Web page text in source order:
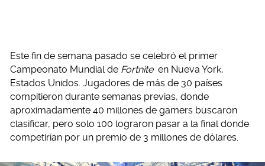
Este fin de semana pasado se celebró el primer
Campeonato Mundial de Fortnite en Nueva York,
Estados Unidos. Jugadores de más de 30 países
compitieron durante semanas previas, donde
aproximadamente 40 millones de gamers buscaron
clasificar, pero solo 100 lograron pasar a la final donde
competirían por un premio de 3 millones de dólares.